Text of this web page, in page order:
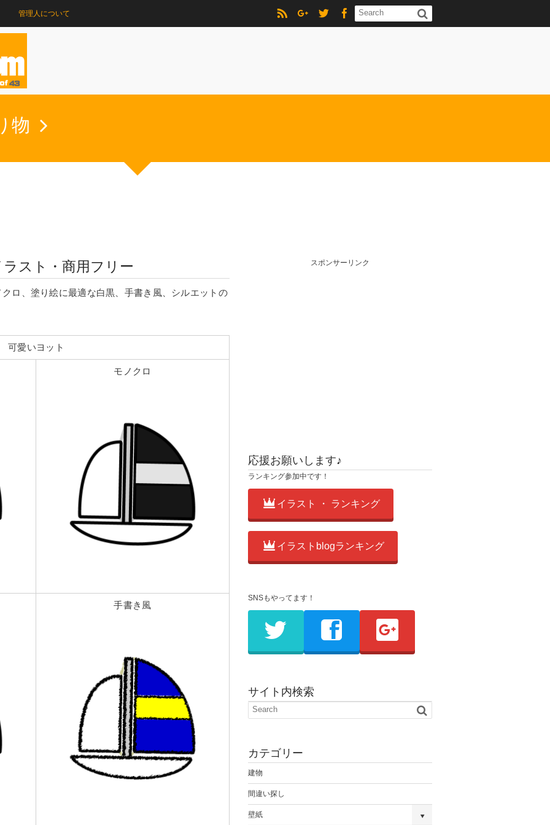
管理人について
物
スト・商用フリー
ロ、塗り絵に最適な白黒、手書き風、シルエットの
可愛いヨット
モノクロ
手書き風
スポンサーリンク
応援お願いします♪
ランキング参加中です！
イラスト ・ ランキング
イラストblogランキング
SNSもやってます！
サイト内検索
カテゴリー
建物
間違い探し
壁紙